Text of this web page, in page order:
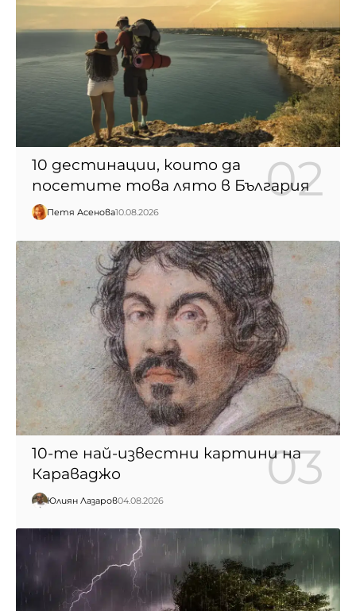
10 дестинации, които да
посетите това лято в България
Петя Асенова10.08.2026
10-те най-известни картини на
Караваджо
Юлиян Лазаров04.08.2026